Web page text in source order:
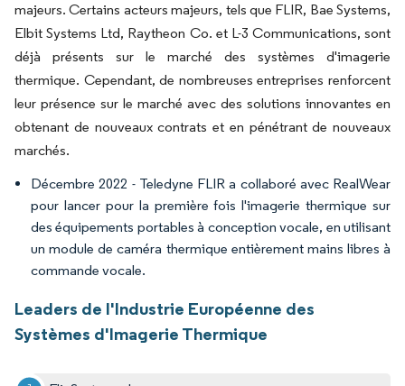
majeurs. Certains acteurs majeurs, tels que FLIR, Bae Systems,
Elbit Systems Ltd, Raytheon Co. et L-3 Communications, sont
déjà présents sur le marché des systèmes d'imagerie
thermique. Cependant, de nombreuses entreprises renforcent
leur présence sur le marché avec des solutions innovantes en
obtenant de nouveaux contrats et en pénétrant de nouveaux
marchés.
Décembre 2022 - Teledyne FLIR a collaboré avec RealWear
pour lancer pour la première fois l'imagerie thermique sur
des équipements portables à conception vocale, en utilisant
un module de caméra thermique entièrement mains libres à
commande vocale.
Leaders de l'Industrie Européenne des
Systèmes d'Imagerie Thermique